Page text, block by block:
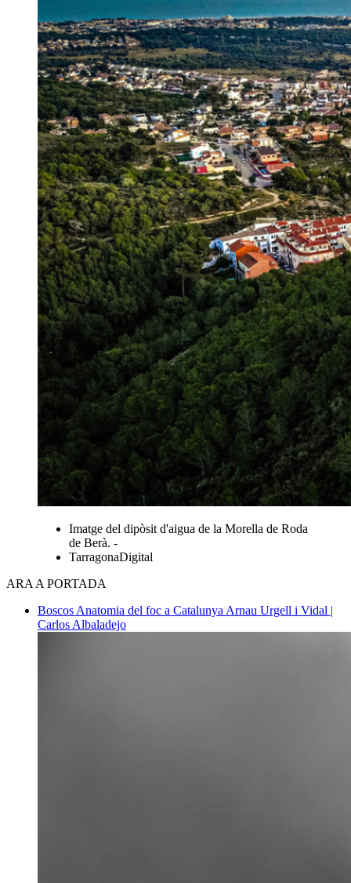
Imatge del dipòsit d'aigua de la Morella de Roda
de Berà. -
TarragonaDigital
ARA A PORTADA
Boscos Anatomia del foc a Catalunya Arnau Urgell i Vidal |
Carlos Albaladejo